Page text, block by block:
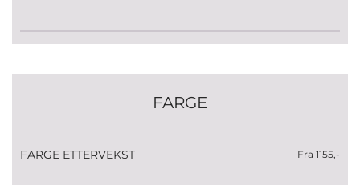
FARGE
FARGE ETTERVEKST Fra 1155,-